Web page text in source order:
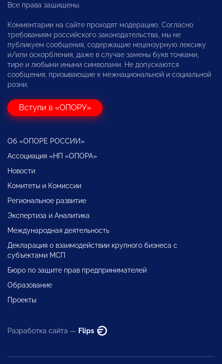
Все права защищены.
Комментарии на сайте проходят модерацию. Согласно
требованиям российского законодательства, мы не
публикуем сообщения, содержащие нецензурную лексику
и/или оскорбления, даже в случае замены букв точками,
тире и любыми иными символами. Не допускаются
сообщения, призывающие к межнациональной и социальной
розни.
Вступи в «ОПОРУ»
Об «ОПОРЕ РОССИИ»
Ассоциация «НП «ОПОРА»
Новости
Комитеты и Комиссии
Региональное развитие
Экспертиза и Аналитика
Международная деятельность
Декларация о взаимодействии крупного бизнеса с
субъектами МСП
Бюро по защите прав предпринимателей
Образование
Проекты
Разработка сайта — Flips